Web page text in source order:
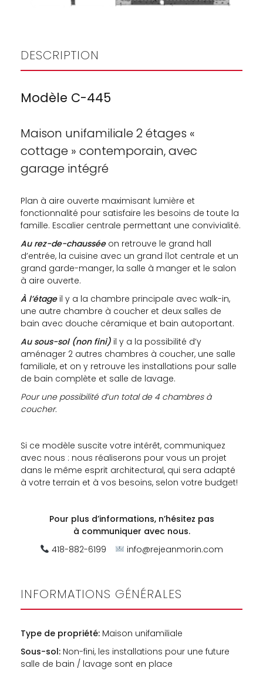
DESCRIPTION
Modèle C-445
Maison unifamiliale 2 étages «
cottage » contemporain, avec
garage intégré
Plan à aire ouverte maximisant lumière et
fonctionnalité pour satisfaire les besoins de toute la
famille. Escalier centrale permettant une convivialité.
Au rez-de-chaussée on retrouve le grand hall
d’entrée, la cuisine avec un grand îlot centrale et un
grand garde-manger, la salle à manger et le salon
à aire ouverte.
À l’étage il y a la chambre principale avec walk-in,
une autre chambre à coucher et deux salles de
bain avec douche céramique et bain autoportant.
Au sous-sol (non fini) il y a la possibilité d’y
aménager 2 autres chambres à coucher, une salle
familiale, et on y retrouve les installations pour salle
de bain complète et salle de lavage.
Pour une possibilité d’un total de 4 chambres à
coucher.
Si ce modèle suscite votre intérêt, communiquez
avec nous : nous réaliserons pour vous un projet
dans le même esprit architectural, qui sera adapté
à votre terrain et à vos besoins, selon votre budget!
Pour plus d’informations, n’hésitez pas
à communiquer avec nous.
418-882-6199
info@rejeanmorin.com
INFORMATIONS GÉNÉRALES
Type de propriété: Maison unifamiliale
Sous-sol: Non-fini, les installations pour une future
salle de bain / lavage sont en place